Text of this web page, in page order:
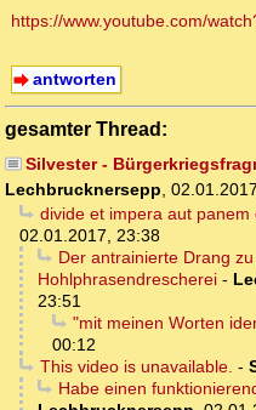
https://www.youtube.com/
antworten
gesamter Thread:
Silvester -
Lechbrucknersepp
divide et impera aut panem
02.01.2017, 23:38
Der antrainierte Drang
Hohlphrasendrescherei -
23:51
"mit meinen Worten
00:12
This video is unavailable. -
Habe einen